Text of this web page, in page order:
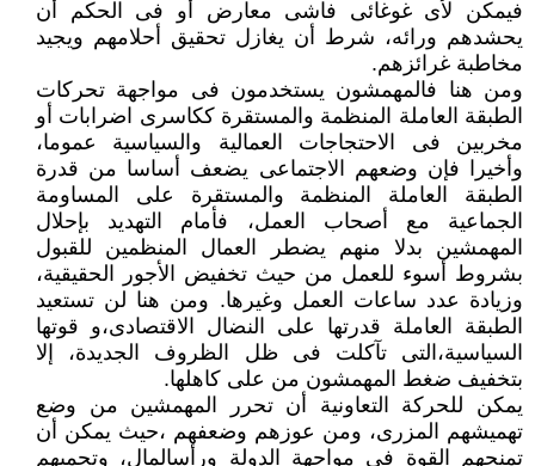
فيمكن لأى غوغائى فاشى معارض أو فى الحكم أن
يحشدهم ورائه، شرط أن يغازل تحقيق أحلامهم ويجيد
مخاطبة غرائزهم.
ومن هنا فالمهمشون يستخدمون فى مواجهة تحركات
الطبقة العاملة المنظمة والمستقرة ككاسرى اضرابات أو
مخربين فى الاحتجاجات العمالية والسياسية عموما،
وأخيرا فإن وضعهم الاجتماعى يضعف أساسا من قدرة
الطبقة العاملة المنظمة والمستقرة على المساومة
الجماعية مع أصحاب العمل، فأمام التهديد بإحلال
المهمشين بدلا منهم يضطر العمال المنظمين للقبول
بشروط أسوء للعمل من حيث تخفيض الأجور الحقيقية،
وزيادة عدد ساعات العمل وغيرها. ومن هنا لن تستعيد
الطبقة العاملة قدرتها على النضال الاقتصادى،و قوتها
السياسية،التى تآكلت فى ظل الظروف الجديدة، إلا
بتخفيف ضغط المهمشون من على كاهلها.
يمكن للحركة التعاونية أن تحرر المهمشين من وضع
تهميشهم المزرى، ومن عوزهم وضعفهم ،حيث يمكن أن
تمنحهم القوة فى مواجهة الدولة ورأسالمال، وتحميهم